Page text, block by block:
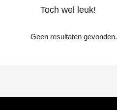
Toch wel leuk!
Geen resultaten gevonden.